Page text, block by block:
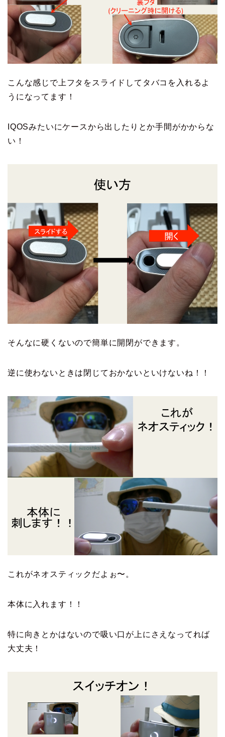
こんな感じで上フタをスライドしてタバコを入れるよ
うになってます！
IQOSみたいにケースから出したりとか手間がかからな
い！
そんなに硬くないので簡単に開閉ができます。
逆に使わないときは閉じておかないといけないね！！
これがネオスティックだよぉ〜。
本体に入れます！！
特に向きとかはないので吸い口が上にさえなってれば
大丈夫！